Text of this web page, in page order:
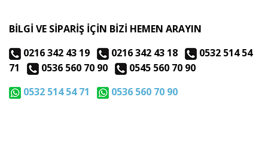
BİLGİ VE SİPARİŞ İÇİN BİZİ HEMEN ARAYIN
0216 342 43 19
0216 342 43 18
0532 514 54
71
0536 560 70 90
0545 560 70 90
0532 514 54 71
0536 560 70 90